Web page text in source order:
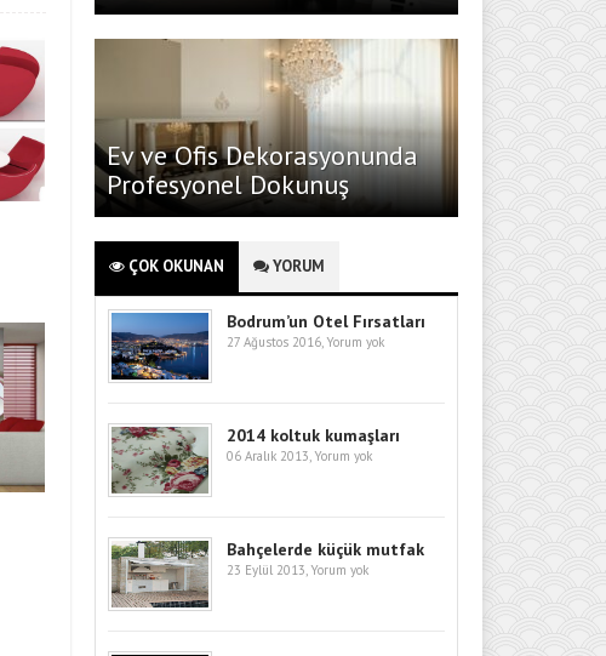
Ev ve Ofis Dekorasyonunda
Profesyonel Dokunuş
ÇOK OKUNAN YORUM
Bodrum’un Otel Fırsatları
27 Ağustos 2016, Yorum yok
2014 koltuk kumaşları
06 Aralık 2013, Yorum yok
Bahçelerde küçük mutfak
23 Eylül 2013, Yorum yok